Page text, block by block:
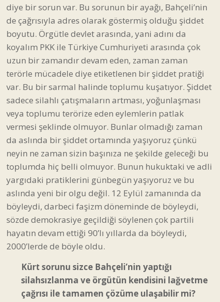
diye bir sorun var. Bu sorunun bir ayağı, Bahçeli’nin
de çağrısıyla adres olarak göstermiş olduğu şiddet
boyutu. Örgütle devlet arasında, yani adını da
koyalım PKK ile Türkiye Cumhuriyeti arasında çok
uzun bir zamandır devam eden, zaman zaman
terörle mücadele diye etiketlenen bir şiddet pratiği
var. Bu bir sarmal halinde toplumu kuşatıyor. Şiddet
sadece silahlı çatışmaların artması, yoğunlaşması
veya toplumu terörize eden eylemlerin patlak
vermesi şeklinde olmuyor. Bunlar olmadığı zaman
da aslında bir şiddet ortamında yaşıyoruz çünkü
neyin ne zaman sizin başınıza ne şekilde geleceği bu
toplumda hiç belli olmuyor. Bunun hukuktaki ve adli
yargıdaki pratiklerini günbegün yaşıyoruz ve bu
aslında yeni bir olgu değil. 12 Eylül zamanında da
böyleydi, darbeci faşizm döneminde de böyleydi,
sözde demokrasiye geçildiği söylenen çok partili
hayatın devam ettiği 90’lı yıllarda da böyleydi,
2000’lerde de böyle oldu.
Kürt sorunu sizce Bahçeli’nin yaptığı
silahsızlanma ve örgütün kendisini lağvetme
çağrısı ile tamamen çözüme ulaşabilir mi?